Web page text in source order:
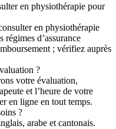
en physiothérapie pour
en physiothérapie
régimes d’assurance
; vérifiez auprès
?
votre évaluation,
et l’heure de votre
en ligne en tout temps.
?
arabe et cantonais.